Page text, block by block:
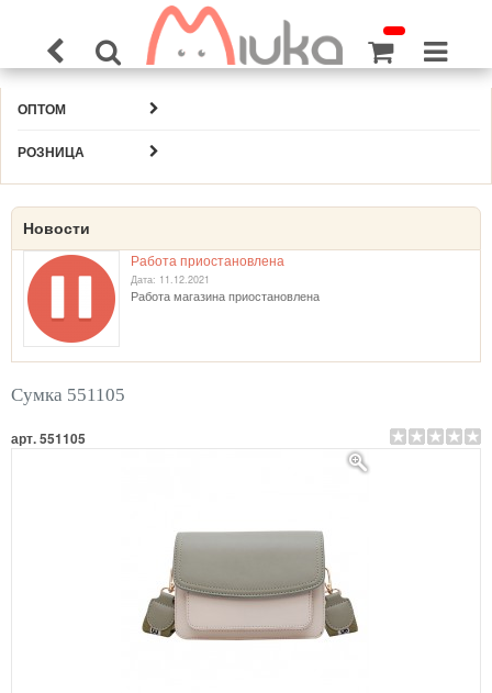
ОПТОМ
РОЗНИЦА
Новости
Работа приостановлена
Дата: 11.12.2021
Работа магазина приостановлена
Сумка 551105
арт. 551105